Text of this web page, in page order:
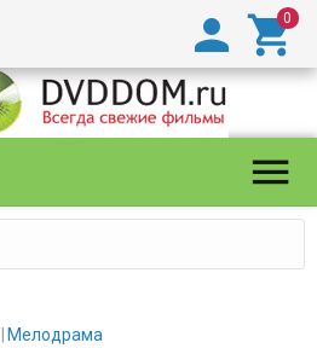



Мелодрама